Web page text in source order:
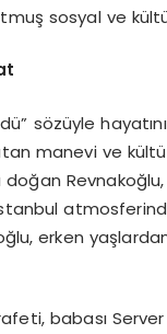
sosyal ve
sözüyle
manevi ve
doğan
erken
babası